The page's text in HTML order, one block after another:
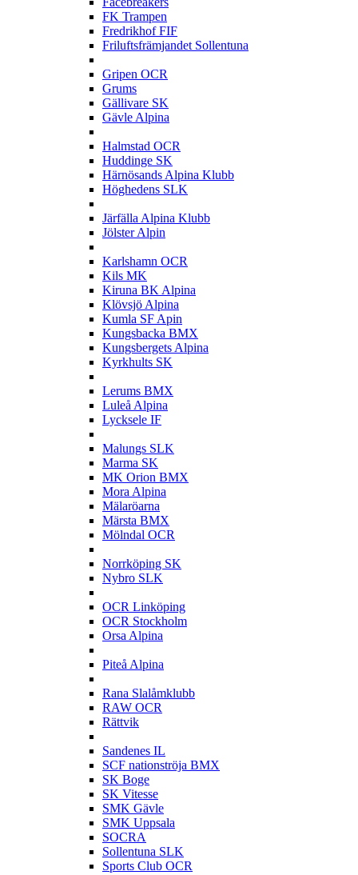
FK Trampen
Fredrikhof FIF
Friluftsfrämjandet Sollentuna
Gripen OCR
Grums
Gällivare SK
Gävle Alpina
Halmstad OCR
Huddinge SK
Härnösands Alpina Klubb
Höghedens SLK
Järfälla Alpina Klubb
Jölster Alpin
Karlshamn OCR
Kils MK
Kiruna BK Alpina
Klövsjö Alpina
Kumla SF Apin
Kungsbacka BMX
Kungsbergets Alpina
Kyrkhults SK
Lerums BMX
Luleå Alpina
Lycksele IF
Malungs SLK
Marma SK
MK Orion BMX
Mora Alpina
Mälaröarna
Märsta BMX
Mölndal OCR
Norrköping SK
Nybro SLK
OCR Linköping
OCR Stockholm
Orsa Alpina
Piteå Alpina
Rana Slalåmklubb
RAW OCR
Rättvik
Sandenes IL
SCF nationströja BMX
SK Boge
SK Vitesse
SMK Gävle
SMK Uppsala
SOCRA
Sollentuna SLK
Sports Club OCR